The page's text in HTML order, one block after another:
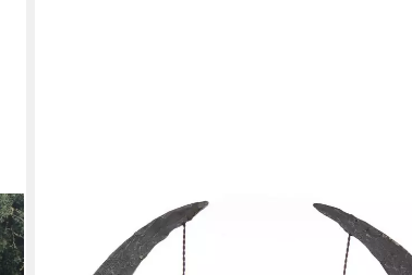
CASABLANCA BY GILDE
Dekofigur Skulptur Swing, bronzefarben/grau (1 St),
bronzefarben/grau, Polyresin